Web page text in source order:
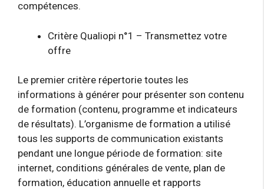
compétences.
Critère Qualiopi n°1 – Transmettez votre
offre
Le premier critère répertorie toutes les
informations à générer pour présenter son contenu
de formation (contenu, programme et indicateurs
de résultats). L’organisme de formation a utilisé
tous les supports de communication existants
pendant une longue période de formation: site
internet, conditions générales de vente, plan de
formation, éducation annuelle et rapports